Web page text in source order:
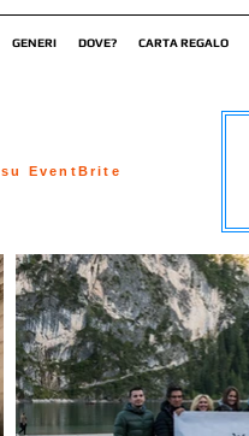
GENERI DOVE? CARTA REGALO
EventBrite